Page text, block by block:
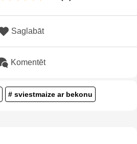
Saglabāt
Komentēt
# sviestmaize ar bekonu